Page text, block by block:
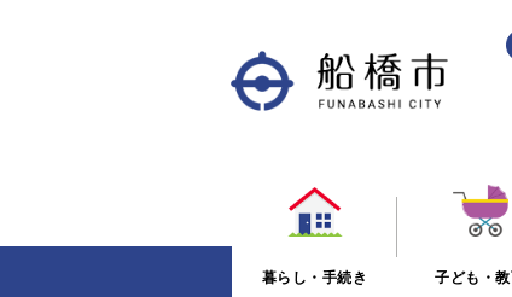
暮らし・手続き 子ども・